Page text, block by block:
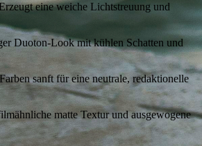
eine weiche Lichtstreuung und
Duoton-Look mit kühlen Schatten und
sanft für eine neutrale, redaktionelle
matte Textur und ausgewogene